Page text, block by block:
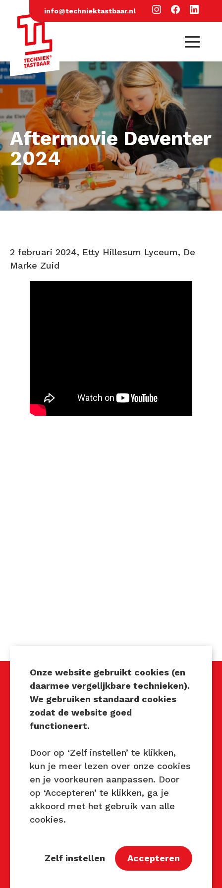
info@techniektastbaar.nl
Aftermovie Deventer
2024
2 februari 2024, Etty Hillesum Lyceum, De
Marke Zuid
Techniek Tastbaar
Mocht u interesse hebben om
te organiseren of heeft u
vragen over dit evenement,
neem dan contact met ons op
via de gegevens.
Privacy Beleid
Disclaimer
Onze website gebruikt cookies (en
daarmee vergelijkbare technieken).
We gebruiken standaard cookies
zodat de website goed
functioneert.
Door op ‘Zelf instellen’ te klikken,
kun je meer lezen over onze cookies
en je voorkeuren aanpassen. Door
op ‘Accepteren’ te klikken, ga je
akkoord met het gebruik van alle
cookies.
Zelf instellen Accepteren